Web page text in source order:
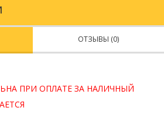
ОТЗЫВЫ (0)
ПРИ ОПЛАТЕ ЗА НАЛИЧНЫЙ